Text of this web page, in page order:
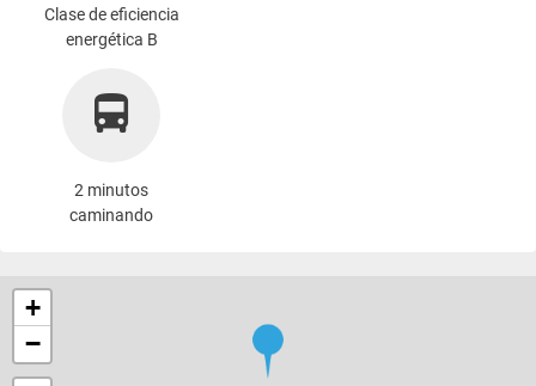
Clase de eficiencia
energética B
2 minutos
caminando
+
−